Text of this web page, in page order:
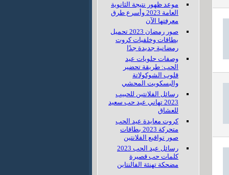
موعد ظهور نتيجة الثانوية
العامة 2023 وأسرع طرق
معرفتها الآن
صور رمضان 2023 تحميل
بطاقات وخلفيات كروت
رمضانية جديدة جدًا
وصفات حلويات عيد
الحب: طريقة تحضير
قلوب الشوكولاتة
والبسكويت المحشي
رسائل الفلانتين للحبيب
2023 تهاني عيد حب سعيد
للعشاق
كروت معايدة عيد الحب
متحركة 2023 بطاقات
صور تواقيع الفلانتين
رسائل عيد الحب 2023
كلمات حب قصيرة
مضحكة تهنئة الفالنتاين